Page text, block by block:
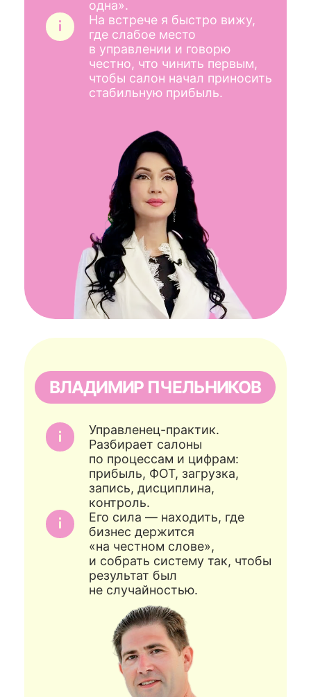
Его сила — находить, где
бизнес держится
«на честном слове»,
и собрать систему так, чтобы
не случайностью.
Управленец-практик.
Разбирает салоны
по процессам и цифрам:
прибыль, ФОТ, загрузка,
запись, дисциплина,
контроль.
ВЛАДИМИР ПЧЕЛЬНИКОВ
КАК ПРОХОДИТ
ВСТРЕЧА: